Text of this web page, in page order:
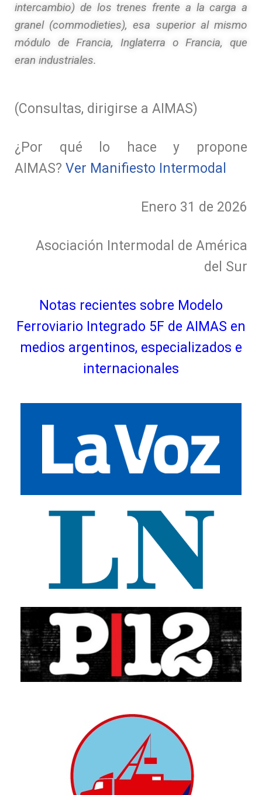
intercambio) de los trenes frente a la carga a
granel (commodieties), esa superior al mismo
módulo de Francia, Inglaterra o Francia, que
eran industriales.
(Consultas, dirigirse a AIMAS)
¿Por qué lo hace y propone
AIMAS? Ver Manifiesto Intermodal
Enero 31 de 2026
Asociación Intermodal de América
del Sur
Notas recientes sobre Modelo
Ferroviario Integrado 5F de AIMAS en
medios argentinos, especializados e
internacionales